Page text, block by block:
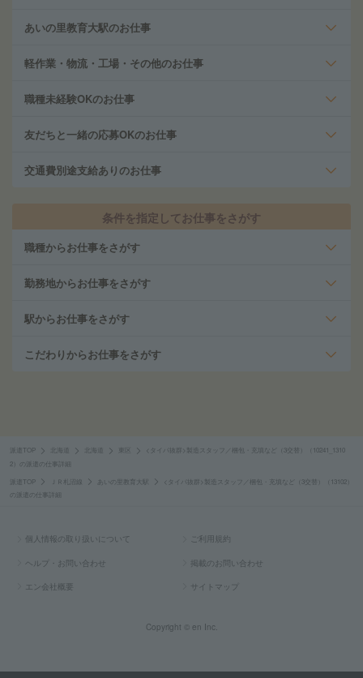
あいの里教育大駅のお仕事
軽作業・物流・工場・その他のお仕事
職種未経験OKのお仕事
友だちと一緒の応募OKのお仕事
交通費別途支給ありのお仕事
条件を指定してお仕事をさがす
職種からお仕事をさがす
勤務地からお仕事をさがす
駅からお仕事をさがす
こだわりからお仕事をさがす
派遣TOP 北海道 北海道 東区
<タイパ抜群>製造スタッフ／梱包・充填など（3交替）（10241_1310
2）の派遣の仕事詳細
派遣TOP ＪＲ札沼線 あいの里教育大駅
<タイパ抜群>製造スタッフ／梱包・充填など（3交替）（13102）
の派遣の仕事詳細
個人情報の取り扱いについて ご利用規約
ヘルプ・お問い合わせ 掲載のお問い合わせ
エン会社概要 サイトマップ
Copyright © en Inc.